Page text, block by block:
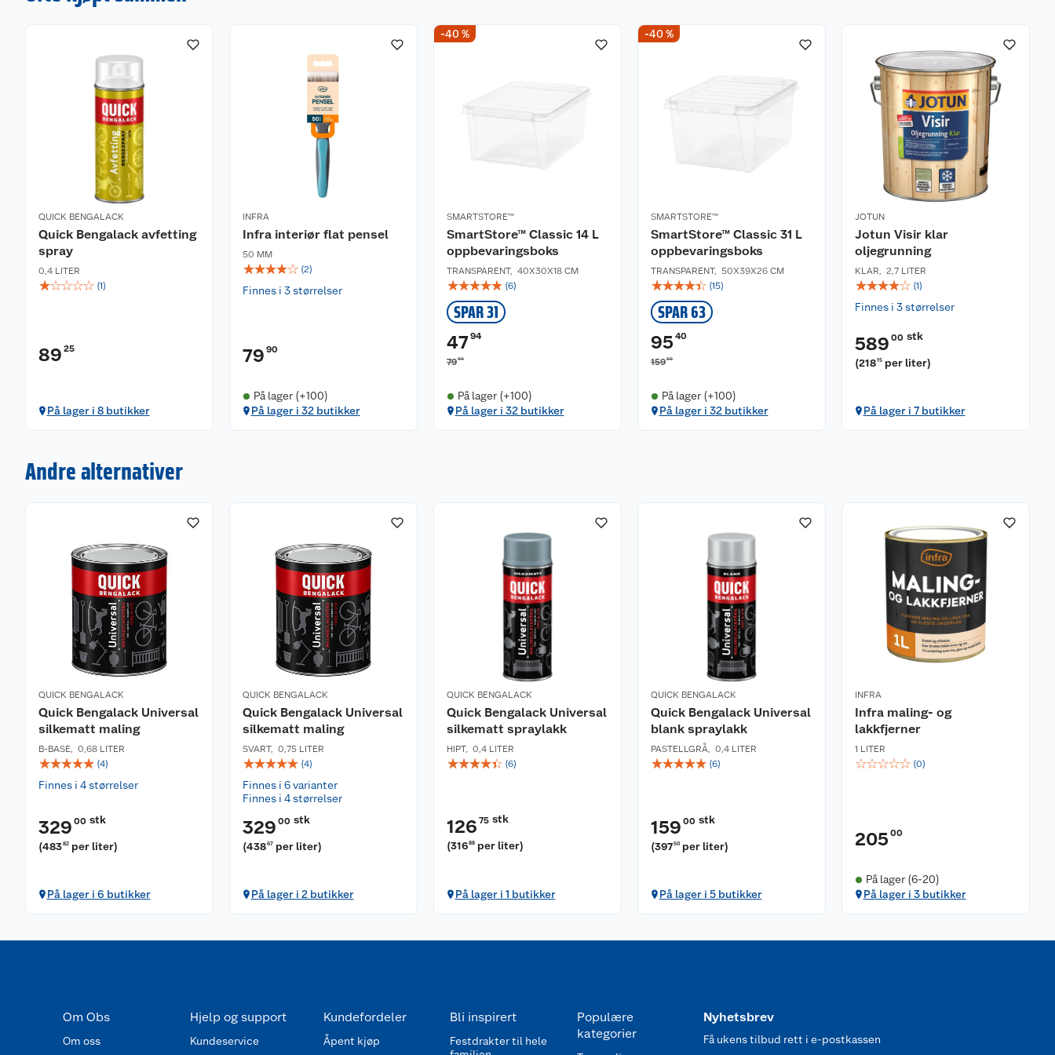
QUICK BENGALACK
Quick Bengalack avfetting
spray
0,4 LITER
☆☆☆☆☆ (1)
89 25
På lager i 8 butikker
INFRA
Infra interiør flat pensel
50 MM
☆☆☆☆☆ (2)
Finnes i 3 størrelser
79 90
På lager (+100)
På lager i 32 butikker
-40 %
SMARTSTORE™
SmartStore™ Classic 14 L
oppbevaringsboks
TRANSPARENT, 40X30X18 CM
☆☆☆☆☆ (6)
SPAR 31
4794
7990
På lager (+100)
På lager i 32 butikker
-40 %
SMARTSTORE™
SmartStore™ Classic 31 L
oppbevaringsboks
TRANSPARENT, 50X39X26 CM
☆☆☆☆☆ (15)
SPAR 63
95 40
15900
På lager (+100)
På lager i 32 butikker
JOTUN
Jotun Visir klar
oljegrunning
KLAR, 2,7 LITER
☆☆☆☆☆ (1)
Finnes i 3 størrelser
589 00 stk
(21815 per liter)
På lager i 7 butikker
Andre alternativer
QUICK BENGALACK
Quick Bengalack Universal
silkematt maling
B-BASE, 0,68 LITER
☆☆☆☆☆ (4)
Finnes i 4 størrelser
329 00 stk
(48382 per liter)
På lager i 6 butikker
QUICK BENGALACK
Quick Bengalack Universal
silkematt maling
SVART, 0,75 LITER
☆☆☆☆☆ (4)
Finnes i 6 varianter
Finnes i 4 størrelser
329 00 stk
(43867 per liter)
På lager i 2 butikker
QUICK BENGALACK
Quick Bengalack Universal
silkematt spraylakk
HIPT, 0,4 LITER
☆☆☆☆☆ (6)
126 75 stk
(31688 per liter)
På lager i 1 butikker
QUICK BENGALACK
Quick Bengalack Universal
blank spraylakk
PASTELLGRÅ, 0,4 LITER
☆☆☆☆☆ (6)
159 00 stk
(39750 per liter)
På lager i 5 butikker
INFRA
Infra maling- og
lakkfjerner
1 LITER
☆☆☆☆☆ (0)
205 00
På lager (6-20)
På lager i 3 butikker
Om Obs
Om oss
Hjelp og support
Kundeservice
Kundefordeler
Åpent kjøp
Bli inspirert
Festdrakter til hele
Populære
kategorier
Nyhetsbrev
Få ukens tilbud rett i e-postkassen